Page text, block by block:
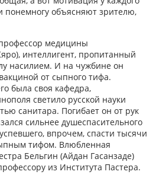
понемногу объясняют зрителю,
медицины
интеллигент, пропитанный
насилием. И на чужбине он
от сыпного тифа.
была своя кафедра,
светило русской науки
санитара. Погибает он от рук
сильнее душеспасительного
впрочем, спасти тысячи
тифом. Влюбленная
Бельгин (Айдан Гасанзаде)
из Института Пастера.